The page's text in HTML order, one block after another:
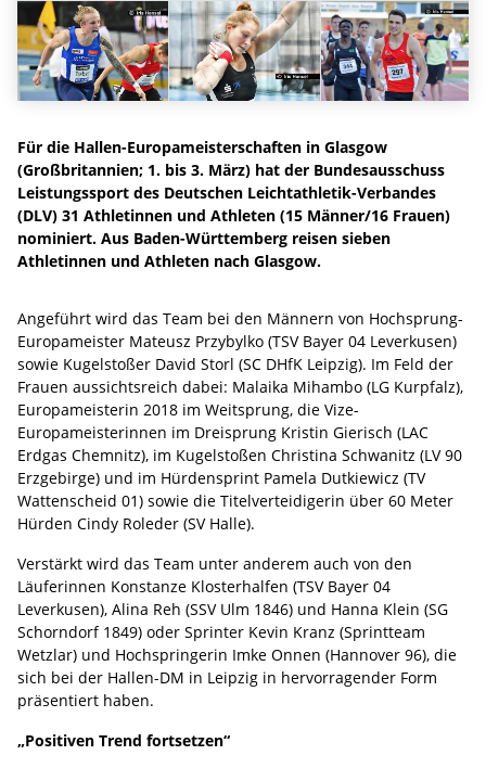
Für die Hallen-Europameisterschaften in Glasgow
(Großbritannien; 1. bis 3. März) hat der Bundesausschuss
Leistungssport des Deutschen Leichtathletik-Verbandes
(DLV) 31 Athletinnen und Athleten (15 Männer/16 Frauen)
nominiert. Aus Baden-Württemberg reisen sieben
Athletinnen und Athleten nach Glasgow.
Angeführt wird das Team bei den Männern von Hochsprung-
Europameister Mateusz Przybylko (TSV Bayer 04 Leverkusen)
sowie Kugelstoßer David Storl (SC DHfK Leipzig). Im Feld der
Frauen aussichtsreich dabei: Malaika Mihambo (LG Kurpfalz),
Europameisterin 2018 im Weitsprung, die Vize-
Europameisterinnen im Dreisprung Kristin Gierisch (LAC
Erdgas Chemnitz), im Kugelstoßen Christina Schwanitz (LV 90
Erzgebirge) und im Hürdensprint Pamela Dutkiewicz (TV
Wattenscheid 01) sowie die Titelverteidigerin über 60 Meter
Hürden Cindy Roleder (SV Halle).
Verstärkt wird das Team unter anderem auch von den
Läuferinnen Konstanze Klosterhalfen (TSV Bayer 04
Leverkusen), Alina Reh (SSV Ulm 1846) und Hanna Klein (SG
Schorndorf 1849) oder Sprinter Kevin Kranz (Sprintteam
Wetzlar) und Hochspringerin Imke Onnen (Hannover 96), die
sich bei der Hallen-DM in Leipzig in hervorragender Form
präsentiert haben.
„Positiven Trend fortsetzen“